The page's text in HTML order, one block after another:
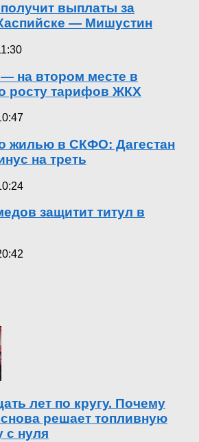
выплаты за
— Мишустин
— на втором месте в
росту тарифов ЖКХ
жилью в СКФО: Дагестан
на треть
защитит титул в
лет по кругу. Почему
снова решает топливную
с нуля